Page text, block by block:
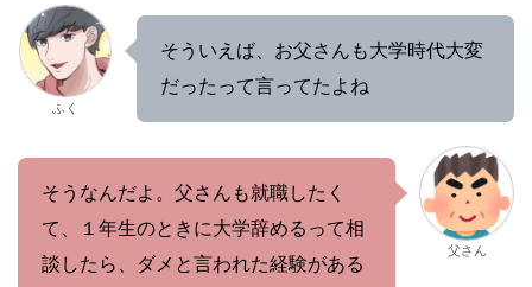
ふく
そういえば、お父さんも大学時代大変
だったって言ってたよね
そうなんだよ。父さんも就職したく
て、１年生のときに大学辞めるって相
談したら、ダメと言われた経験がある
父さん